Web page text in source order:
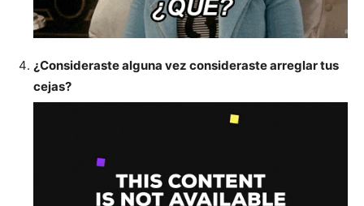
¿Consideraste alguna vez consideraste arreglar tus
cejas?